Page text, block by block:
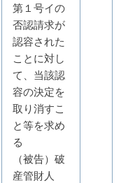
第１号イの
否認請求が
認容された
ことに対し
て、当該認
容の決定を
取り消すこ
と等を求め
る
（被告）破
産管財人